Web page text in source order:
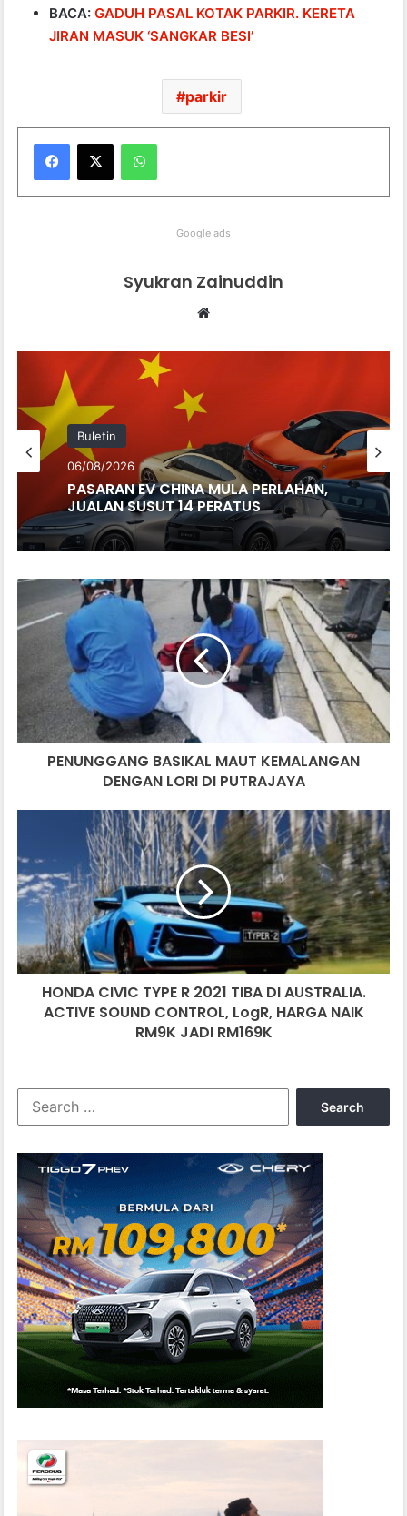
BACA:GADUH PASAL KOTAK PARKIR. KERETA
JIRAN MASUK ‘SANGKAR BESI’
parkir
WhatsApp
Google ads
Syukran Zainuddin
Buletin
06/08/2026
PASARAN EV CHINA MULA PERLAHAN,
JUALAN SUSUT 14 PERATUS
PENUNGGANG
BASIKAL
MAUT
KEMALANGAN
DENGAN
LORI
PUTRAJAYA
PENUNGGANG BASIKAL MAUT KEMALANGAN
DENGAN LORI DI PUTRAJAYA
TYPE
R
2021
TIBA
AUSTRALIA.
ACTIVE
SOUND
CONTROL,
RM9K
JADI
RM169K
HONDA CIVIC TYPE R 2021 TIBA DI AUSTRALIA.
ACTIVE SOUND CONTROL, LogR, HARGA NAIK
RM9K JADI RM169K